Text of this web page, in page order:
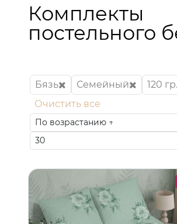
Комплекты
постельного
Бязь Семейный
120
Очистить все